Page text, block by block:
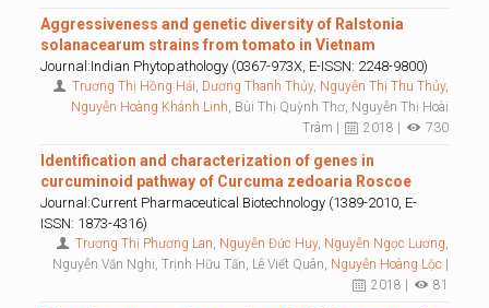
Aggressiveness and genetic diversity of Ralstonia
solanacearum strains from tomato in Vietnam
Journal:Indian Phytopathology (0367-973X, E-ISSN: 2248-9800)
Trương Thị Hồng Hải, Dương Thanh Thủy, Nguyễn Thị Thu Thủy,
Nguyễn Hoàng Khánh Linh, Bùi Thị Quỳnh Thơ, Nguyễn Thị Hoài
Trâm |
2018 | 730
Identification and characterization of genes in
curcuminoid pathway of Curcuma zedoaria Roscoe
Journal:Current Pharmaceutical Biotechnology (1389-2010, E-
ISSN: 1873-4316)
Trương Thị Phương Lan, Nguyễn Đức Huy, Nguyễn Ngọc Lương,
Nguyễn Văn Nghi, Trịnh Hữu Tấn, Lê Viết Quân, Nguyễn Hoàng Lộc
2018 |
81